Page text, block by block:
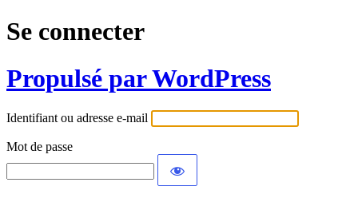
Se connecter
Propulsé par WordPress
Identifiant ou adresse e-mail
Mot de passe